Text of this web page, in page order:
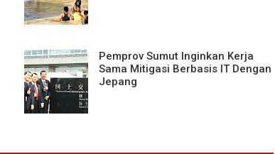
Pemprov Sumut Inginkan Kerja
Sama Mitigasi Berbasis IT Dengan
Jepang